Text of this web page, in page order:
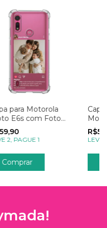
para Motorola
E6s com Foto
Post no
2, PAGUE 1
Comprar
LEVE